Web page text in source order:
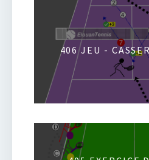
406 JEU -